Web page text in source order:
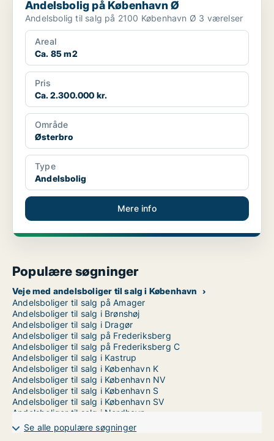
Andelsbolig på København Ø
Andelsbolig til salg på 2100 København Ø 3 værelser
Areal
Ca. 85 m2
Pris
Ca. 2.300.000 kr.
Område
Østerbro
Type
Andelsbolig
Mere info
Populære søgninger
Veje med andelsboliger til salg i København
Andelsboliger til salg på Amager
Andelsboliger til salg i Brønshøj
Andelsboliger til salg i Dragør
Andelsboliger til salg på Frederiksberg
Andelsboliger til salg på Frederiksberg C
Andelsboliger til salg i Kastrup
Andelsboliger til salg i København K
Andelsboliger til salg i København NV
Andelsboliger til salg i København S
Andelsboliger til salg i København SV
Andelsboliger til salg i Nordhavn
Andelsboliger til salg på Nørrebro
Andelsboliger til salg i Valby
Se alle populære søgninger